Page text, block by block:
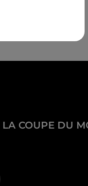
LA COUPE DU